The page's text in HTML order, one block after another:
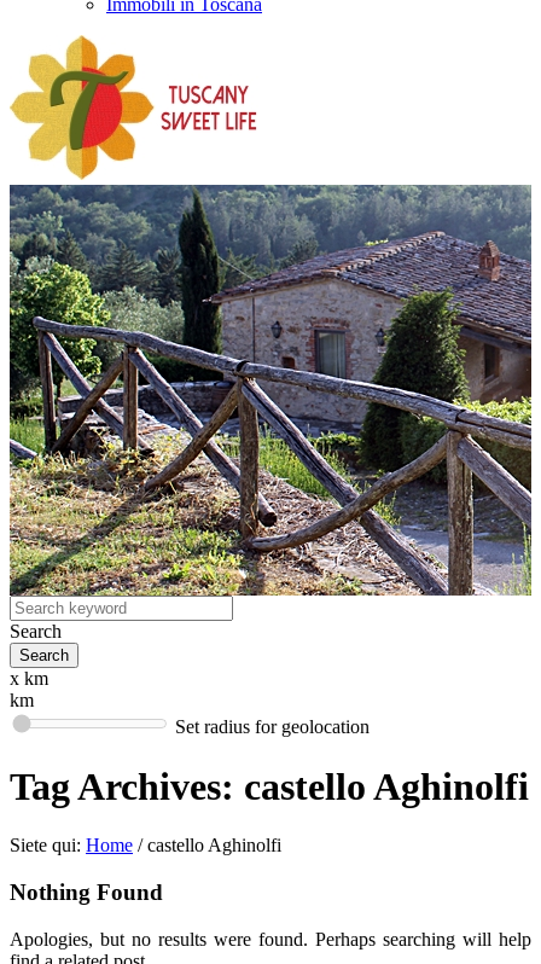
Immobili in Toscana
Search
x km
km
Set radius for geolocation
Tag Archives: castello Aghinolfi
Siete qui: Home / castello Aghinolfi
Nothing Found
Apologies, but no results were found. Perhaps searching will help